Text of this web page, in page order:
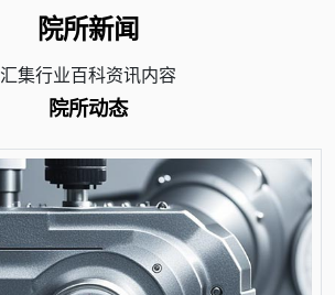
院所新闻
汇集行业百科资讯内容
院所动态